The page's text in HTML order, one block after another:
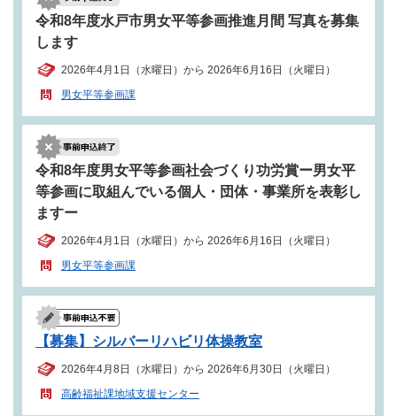
令和8年度水戸市男女平等参画推進月間 写真を募集
します
2026年4月1日（水曜日）から 2026年6月16日（火曜日）
男女平等参画課
令和8年度男女平等参画社会づくり功労賞ー男女平
等参画に取組んでいる個人・団体・事業所を表彰し
ますー
2026年4月1日（水曜日）から 2026年6月16日（火曜日）
男女平等参画課
【募集】シルバーリハビリ体操教室
2026年4月8日（水曜日）から 2026年6月30日（火曜日）
高齢福祉課地域支援センター